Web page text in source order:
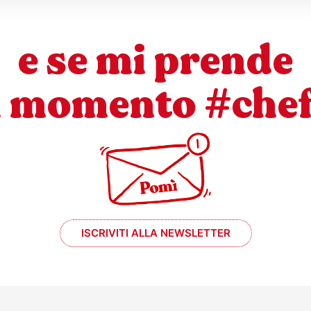
e se mi prende
ISCRIVITI ALLA NEWSLETTER